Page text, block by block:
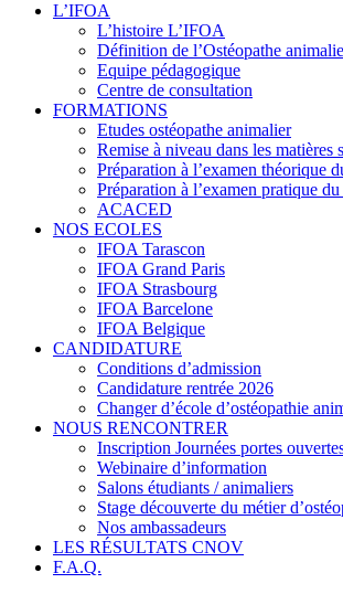
L’IFOA
L’histoire L’IFOA
Définition de l’Ostéopathe
Equipe pédagogique
Centre de consultation
FORMATIONS
Etudes ostéopathe animalier
Remise à niveau dans les matières
Préparation à l’examen théorique
Préparation à l’examen pratique
ACACED
NOS ECOLES
IFOA Tarascon
IFOA Grand Paris
IFOA Strasbourg
IFOA Barcelone
IFOA Belgique
CANDIDATURE
Conditions d’admission
Candidature rentrée 2026
Changer d’école d’ostéopathie
NOUS RENCONTRER
Inscription Journées portes
Webinaire d’information
Salons étudiants / animaliers
Stage découverte du métier
Nos ambassadeurs
LES RÉSULTATS CNOV
F.A.Q.